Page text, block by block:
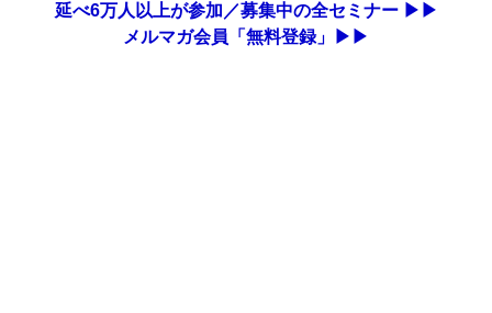
延べ6万人以上が参加／募集中の全セミナー ▶▶
メルマガ会員「無料登録」▶▶